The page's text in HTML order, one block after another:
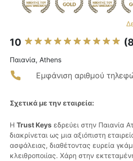
10
Παιανία, Athens
Εμφάνιση αριθμού
Σχετικά με την εταιρεία:
Η Trust Keys εδρεύει στην Παιανία
διακρίνεται ως μια αξιόπιστη
ασφάλειας, διαθέτοντας ευρεία
κλειθροποιίας. Χάρη στην